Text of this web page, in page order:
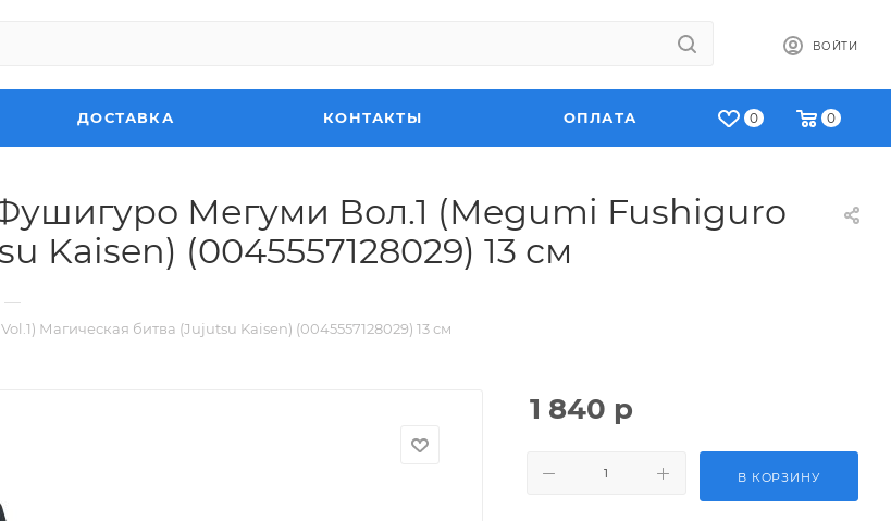
ВОЙТИ
0 0
ДОСТАВКА КОНТАКТЫ ОПЛАТА
Мегуми Вол.1 (Megumi Fushiguro
Kaisen) (0045557128029) 13 см
—
Магическая битва (Jujutsu Kaisen) (0045557128029) 13 см
1 840 р
В КОРЗИНУ